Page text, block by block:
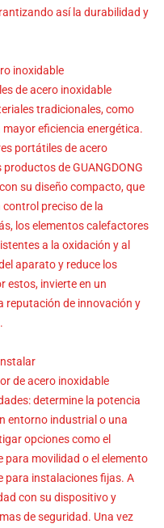
así la durabilidad y
inoxidable
de acero inoxidable
tradicionales, como
eficiencia energética.
portátiles de acero
de GUANGDONG
su diseño compacto, que
preciso de la
los elementos calefactores
a la oxidación y al
aparato y reduce los
estos, invierte en un
reputación de innovación y
de acero inoxidable
determine la potencia
entorno industrial o una
opciones como el
movilidad o el elemento
para instalaciones fijas. A
con su dispositivo y
de seguridad. Una vez